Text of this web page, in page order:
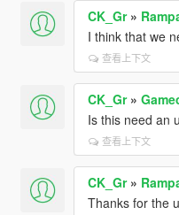
CK_Gr»
I think that we
查看上下文
CK_Gr»
Is this need an
查看上下文
CK_Gr»
Thanks for the